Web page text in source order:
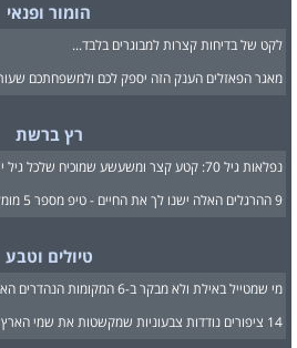
הומור ופנאי
לקט של בדיחות קצרות למבוגרים בלבד...
מאגר הפאזלים הענק הזה יספק לכם ולמשפחתכם
רץ ברשת
נפלאות גיל 70: קטע קצר ומשעשע שמוכיח שלכל גיל יש יתרונות!
9 ההרגלים האלה ישנו לך את החיים - טיפ מספר 5 מומלץ בחום!
טיולים וטבע
מי שמטייל באילת ולא מבקר ב-6 המקומות הנהדרים האלה - מפספס!
14 ציפורים נודדות צבעוניות שמקשטות את שמי הארץ בימי האביב